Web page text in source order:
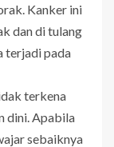
Kanker ini
dan di tulang
terjadi pada
terkena
dini. Apabila
sebaiknya